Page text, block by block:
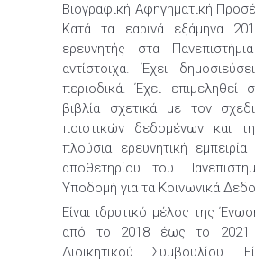
Βιογραφική Αφηγηματική
Κατά τα εαρινά εξάμηνα
ερευνητής στα
αντίστοιχα. Έχει
περιοδικά. Έχει επιμεληθεί
βιβλία σχετικά με τον
ποιοτικών δεδομένων και
πλούσια ερευνητική
αποθετηρίου του
Υποδομή για τα Κοινωνικά
Είναι ιδρυτικό μέλος της
από το 2018 έως το 2021
Διοικητικού Συμβουλίου.